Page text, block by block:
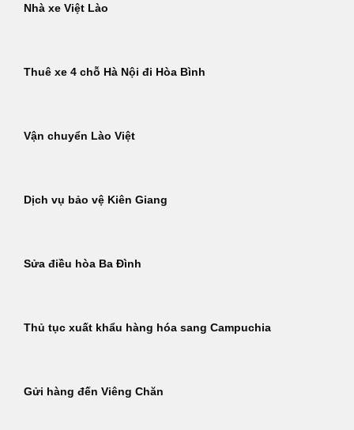
Nhà xe Việt Lào
Thuê xe 4 chỗ Hà Nội đi Hòa Bình
Vận chuyển Lào Việt
Dịch vụ bảo vệ Kiên Giang
Sửa điều hòa Ba Đình
Thủ tục xuất khẩu hàng hóa sang Campuchia
Gửi hàng đến Viêng Chăn